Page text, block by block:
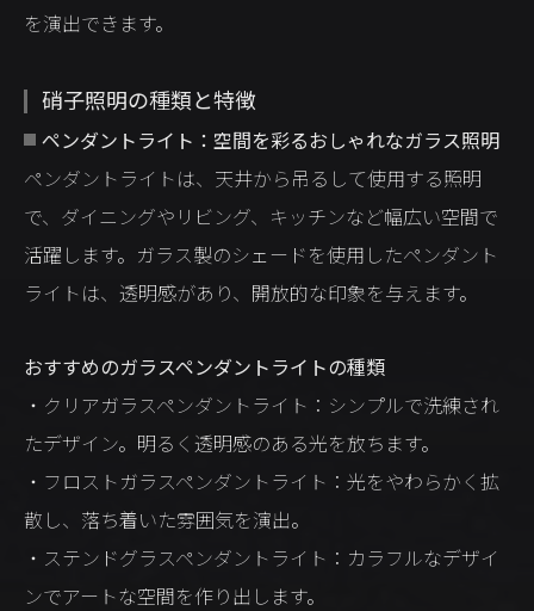
を演出できます。
硝子照明の種類と特徴
ペンダントライト：空間を彩るおしゃれなガラス照明
ペンダントライトは、天井から吊るして使用する照明
で、ダイニングやリビング、キッチンなど幅広い空間で
活躍します。ガラス製のシェードを使用したペンダント
ライトは、透明感があり、開放的な印象を与えます。
おすすめのガラスペンダントライトの種類
・クリアガラスペンダントライト：シンプルで洗練され
たデザイン。明るく透明感のある光を放ちます。
・フロストガラスペンダントライト：光をやわらかく拡
散し、落ち着いた雰囲気を演出。
・ステンドグラスペンダントライト：カラフルなデザイ
ンでアートな空間を作り出します。